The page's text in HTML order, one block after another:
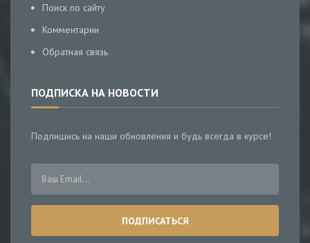
Поиск по сайту
Комментарии
Обратная связь
ПОДПИСКА НА НОВОСТИ
Подпишись на наши обновления и будь всегда в курсе!